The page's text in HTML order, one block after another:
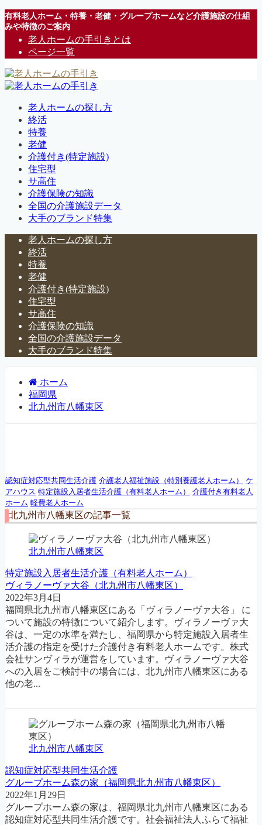
有料老人ホーム・特養・老健・グループホームなど介護施設の仕組
みや特徴のご案内
老人ホームの手引きとは
ページ一覧
老人ホームの探し方
終活
特養
老健
介護付き(特定施設)
住宅型
サ高住
介護保険の知識
全国の介護施設データ
大手のブランド特集
老人ホームの探し方
終活
特養
老健
介護付き(特定施設)
住宅型
サ高住
介護保険の知識
全国の介護施設データ
大手のブランド特集
ホーム
福岡県
北九州市八幡東区
認知症対応型共同生活介護 介護老人福祉施設（特別養護老人ホーム）
ケ
アハウス 特定施設入居者生活介護（有料老人ホーム）
介護付き有料老人
ホーム 軽費老人ホーム
北九州市八幡東区の記事一覧
北九州市八幡東区
特定施設入居者生活介護（有料老人ホーム）
ヴィラノーヴァ大谷（北九州市八幡東区）
2022年3月4日
福岡県北九州市八幡東区にある「ヴィラノーヴァ大谷」 に
ついて施設の特徴について紹介します。ヴィラノーヴァ大
谷は、一定の水準を満たし、福岡県から特定施設入居者生
活介護の指定を受けた介護付き有料老人ホームです。株式
会社サンヴィラが運営をしています。ヴィラノーヴァ大谷
への入居をご検討中の場合には、北九州市八幡東区にある
他の老...
北九州市八幡東区
認知症対応型共同生活介護
グループホーム森の家（福岡県北九州市八幡東区）
2022年1月29日
グループホーム森の家は、福岡県北九州市八幡東区にある
認知症対応型共同生活介護です。社会福祉法人ふらて福祉